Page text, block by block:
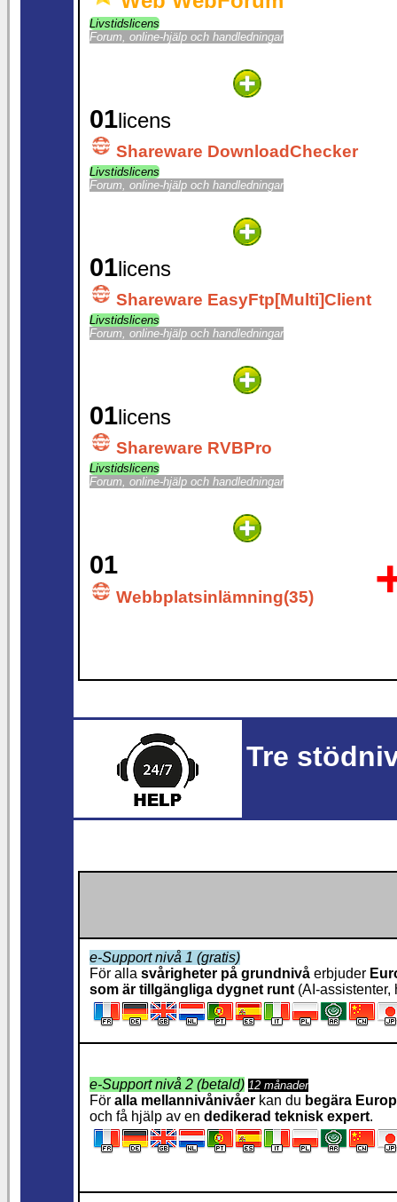
Livstidslicens
Forum, online-hjälp och handledningar
01licens
Shareware DownloadChecker
Livstidslicens
Forum, online-hjälp och handledningar
01licens
Shareware EasyFtp[Multi]Client
Livstidslicens
Forum, online-hjälp och handledningar
01licens
Shareware RVBPro
Livstidslicens
Forum, online-hjälp och handledningar
01
Webbplatsinlämning(35)
Tre
e-Support nivå 1 (gratis)
För alla svårigheter på grundnivå erbjuder
som är tillgängliga dygnet runt (AI-assistenter,
e-Support nivå 2 (betald) 12 månader
För alla mellannivånivåer kan du begära
och få hjälp av en dedikerad teknisk expert.